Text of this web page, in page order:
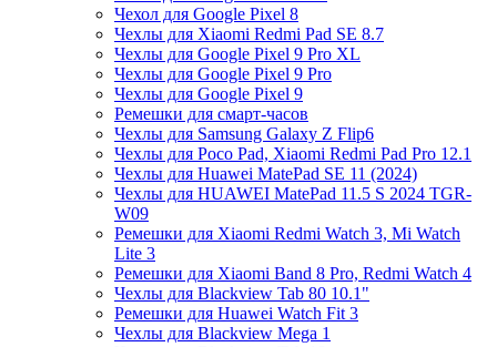
Чехол для Google Pixel 8
Чехлы для Xiaomi Redmi Pad SE 8.7
Чехлы для Google Pixel 9 Pro XL
Чехлы для Google Pixel 9 Pro
Чехлы для Google Pixel 9
Ремешки для смарт-часов
Чехлы для Samsung Galaxy Z Flip6
Чехлы для Poco Pad, Xiaomi Redmi Pad Pro 12.1
Чехлы для Huawei MatePad SE 11 (2024)
Чехлы для HUAWEI MatePad 11.5 S 2024 TGR-
W09
Ремешки для Xiaomi Redmi Watch 3, Mi Watch
Lite 3
Ремешки для Xiaomi Band 8 Pro, Redmi Watch 4
Чехлы для Blackview Tab 80 10.1"
Ремешки для Huawei Watch Fit 3
Чехлы для Blackview Mega 1